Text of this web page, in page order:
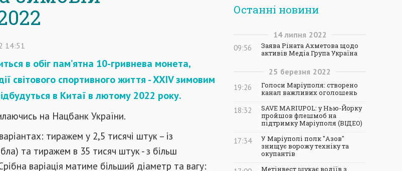
14:51
в обіг пам’ятна 10-гривнева монета,
світового спортивного життя - XXIV зимовим
в Китаї в лютому 2022 року.
на Нацбанк України.
тиражем у 2,5 тисячі штук – із
та тиражем в 35 тисяч штук - з більш
варіація матиме більший діаметр та вагу:
Останні новини
14 липня 2022
09:56
Заява Ріната Ахметова щодо
активів Медіа Група Україна
25 березня 2022
19:26
Голоси Маріуполя: створено
канал важливих оголошень
18:32
SAVE MARIUPOL: у Нью-Йорку
пройшов флешмоб на
підтримку Маріуполя (ВІДЕО)
17:34
У Маріуполі полк "Азов"
знищує ворожу техніку та
окупантів
Метінвест шукає водіїв з